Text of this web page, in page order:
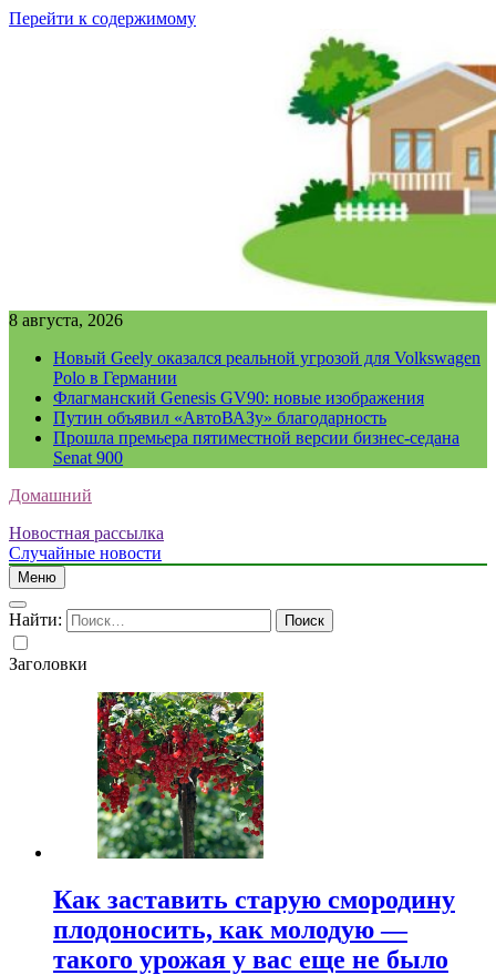
Перейти к содержимому
8 августа, 2026
Новый Geely оказался реальной угрозой для Volkswagen
Polo в Германии
Флагманский Genesis GV90: новые изображения
Путин объявил «АвтоВАЗу» благодарность
Прошла премьера пятиместной версии бизнес-седана
Senat 900
Домашний
Новостная рассылка
Случайные новости
Меню
Найти:
Заголовки
Как заставить старую смородину
плодоносить, как молодую —
такого урожая у вас еще не было